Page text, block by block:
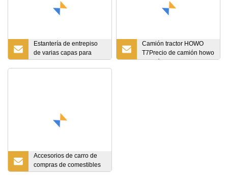
Estantería de entrepiso
de varias capas para
trabajo pesado industrial
a precios de fábrica
Camión tractor HOWO
T7Precio de camión howo
Camión de segunda
Accesorios de carro de
compras de comestibles
de supermercado de